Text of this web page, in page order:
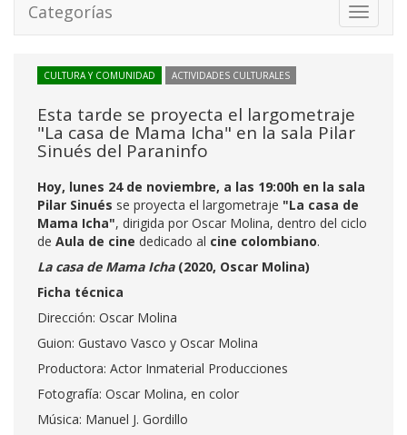
Toggle
Categorías
CULTURA Y COMUNIDAD ACTIVIDADES CULTURALES
Esta tarde se proyecta el largometraje
"La casa de Mama Icha" en la sala Pilar
Sinués del Paraninfo
Hoy, lunes 24 de noviembre, a las 19:00h en la sala
Pilar Sinués se proyecta el largometraje "La casa de
Mama Icha", dirigida por Oscar Molina, dentro del ciclo
de Aula de cine dedicado al cine colombiano.
La casa de Mama Icha(2020, Oscar Molina)
Ficha técnica
Dirección: Oscar Molina
Guion: Gustavo Vasco y Oscar Molina
Productora: Actor Inmaterial Producciones
Fotografía: Oscar Molina, en color
Música: Manuel J. Gordillo